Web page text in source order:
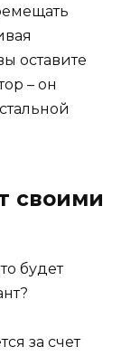
оставите
– он
своими
будет
за счет